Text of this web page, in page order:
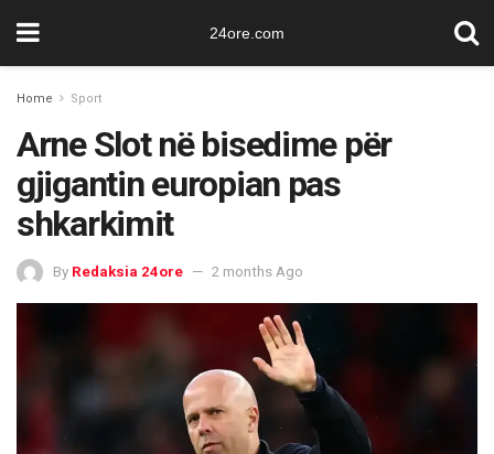
24ore.com
Home Sport
Arne Slot në bisedime për
gjigantin europian pas
shkarkimit
By Redaksia 24ore 2 months Ago